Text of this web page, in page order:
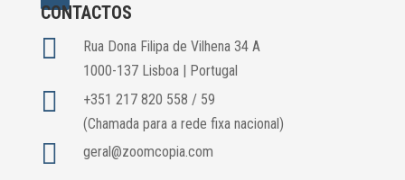
CONTACTOS

Rua Dona Filipa de Vilhena 34 A
1000-137 Lisboa | Portugal

+351 217 820 558 / 59
(Chamada para a rede fixa nacional)
 geral@zoomcopia.com